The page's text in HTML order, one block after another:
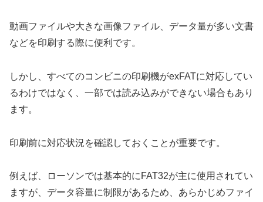
動画ファイルや大きな画像ファイル、データ量が多い文書
などを印刷する際に便利です。
しかし、すべてのコンビニの印刷機がexFATに対応してい
るわけではなく、一部では読み込みができない場合もあり
ます。
印刷前に対応状況を確認しておくことが重要です。
例えば、ローソンでは基本的にFAT32が主に使用されてい
ますが、データ容量に制限があるため、あらかじめファイ